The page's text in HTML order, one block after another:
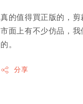
真的值得買正版的，剪
市面上有不少仿品，
的。
分享